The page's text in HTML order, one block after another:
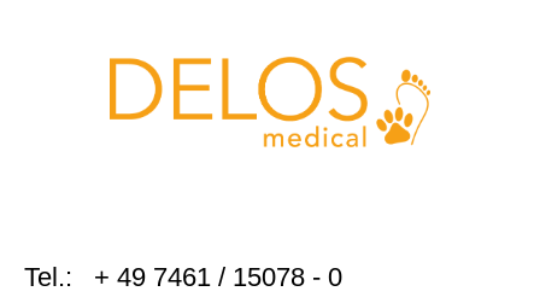
Tel.: + 49 7461 / 15078 - 0